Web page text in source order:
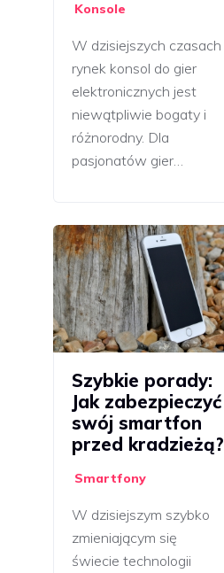
Konsole
W dzisiejszych czasach
rynek konsol do gier
elektronicznych jest
niewątpliwie bogaty i
różnorodny. Dla
pasjonatów gier…
Szybkie porady:
Jak zabezpieczyć
swój smartfon
przed kradzieżą?
Smartfony
W dzisiejszym szybko
zmieniającym się
świecie technologii